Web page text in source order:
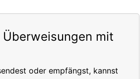
mit
oder empfängst, kannst